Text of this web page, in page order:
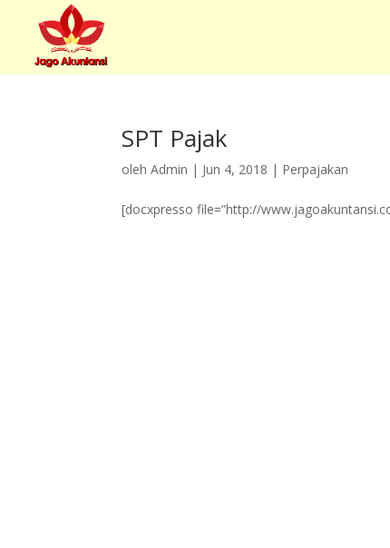
SPT Pajak
olehAdmin | Jun 4, 2018 | Perpajakan
[docxpresso file=”http://